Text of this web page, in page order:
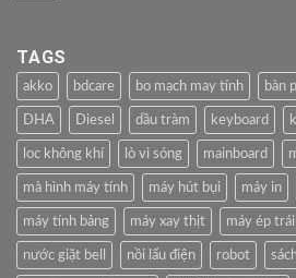
TAGS
akko bdcare bo mạch may tính bàn
DHA Diesel dầu tràm keyboard
loc không khí lò vi sóng mainboard
mà hình máy tính máy hút bụi máy in
máy tính bảng máy xay thịt máy ép
nước giặt bell nồi lẩu điện robot